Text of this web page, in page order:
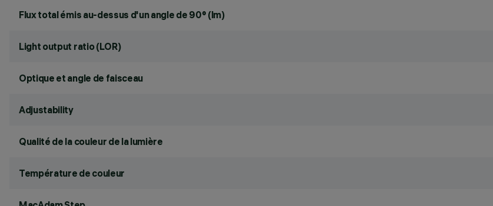
Flux total émis au-dessus d'un angle de 90° (lm)
Light output ratio (LOR)
Optique et angle de faisceau
Adjustability
Qualité de la couleur de la lumière
Température de couleur